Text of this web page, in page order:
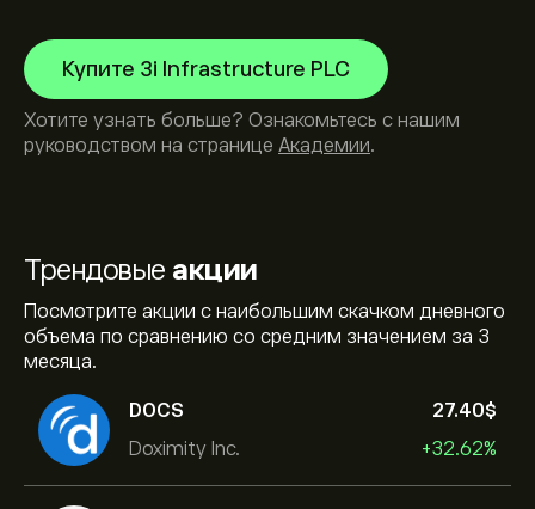
Трендовые акции
Посмотрите акции с наибольшим скачком дневного
объема по сравнению со средним значением за 3
месяца.
DOCS
Doximity Inc.
27.40‎$‎
+32.62%
Купите 3i Infrastructure PLC
Хотите узнать больше? Ознакомьтесь с нашим
руководством на странице Академии.